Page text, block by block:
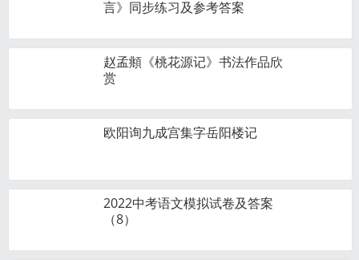
言》同步练习及参考答案
赵孟頫《桃花源记》书法作品欣
赏
欧阳询九成宫集字岳阳楼记
2022中考语文模拟试卷及答案
（8）